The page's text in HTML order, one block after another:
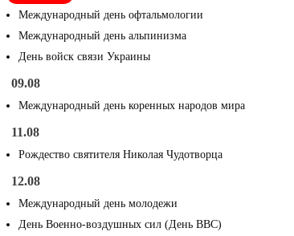
Международный день офтальмологии
Международный день альпинизма
День войск связи Украины
09.08
Международный день коренных народов мира
11.08
Рождество святителя Николая Чудотворца
12.08
Международный день молодежи
День Военно-воздушных сил (День ВВС)